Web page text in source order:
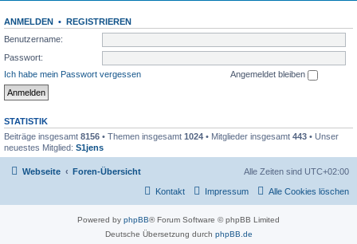
ANMELDEN • REGISTRIEREN
Benutzername:
Passwort:
Ich habe mein Passwort vergessen
Angemeldet bleiben
STATISTIK
Beiträge insgesamt 8156 • Themen insgesamt 1024 • Mitglieder insgesamt 443 • Unser
neuestes Mitglied: S1jens
Webseite Foren-Übersicht Alle Zeiten sind UTC+02:00
Alle Cookies löschen
Impressum
Kontakt
Powered by phpBB® Forum Software © phpBB Limited
Deutsche Übersetzung durch phpBB.de